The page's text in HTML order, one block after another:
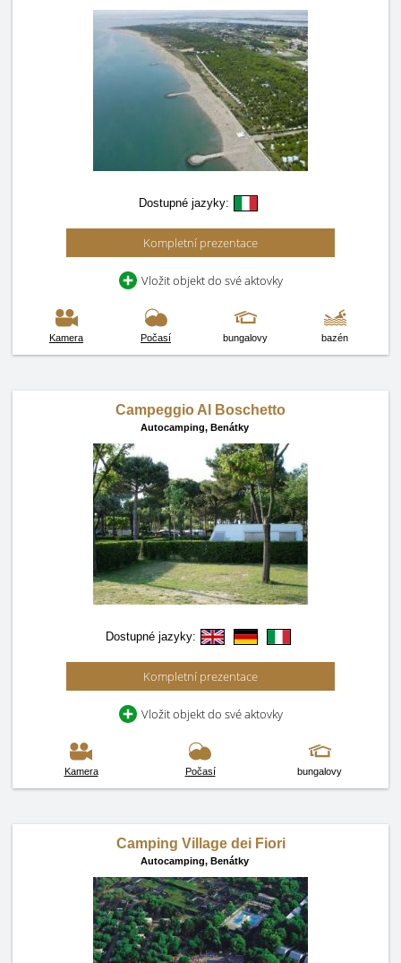
Dostupné jazyky:
Kompletní prezentace
Vložit objekt do své aktovky
Kamera Počasí bungalovy bazén
Campeggio Al Boschetto
Autocamping, Benátky
Dostupné jazyky:
Kompletní prezentace
Vložit objekt do své aktovky
Kamera Počasí bungalovy
Camping Village dei Fiori
Autocamping, Benátky